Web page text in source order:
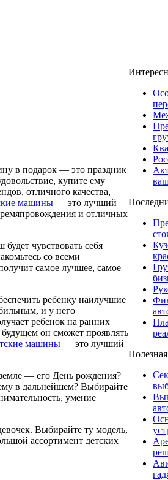
в подарок — это праздник
купите ему
отличного качества,
машины — это лучший
и отличных
чувствовать себя
со всеми
самое лучшее, самое
ребенку наилучшие
и у него
ребенок на ранних
он сможет проявлять
машины — это лучший
— его День рождения?
в дальнейшем? Выбирайте
умение
Выбирайте ту модель,
ассортимент детских